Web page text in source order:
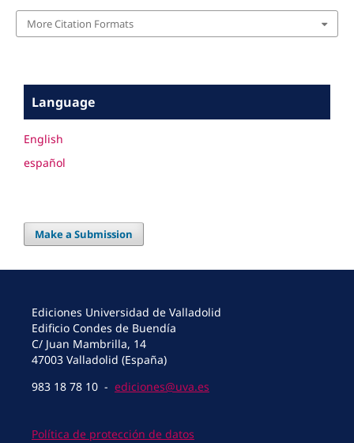
More Citation Formats
Language
English
español
Make a Submission
Ediciones Universidad de Valladolid
Edificio Condes de Buendía
C/ Juan Mambrilla, 14
47003 Valladolid (España)
983 18 78 10 - ediciones@uva.es
Política de protección de datos